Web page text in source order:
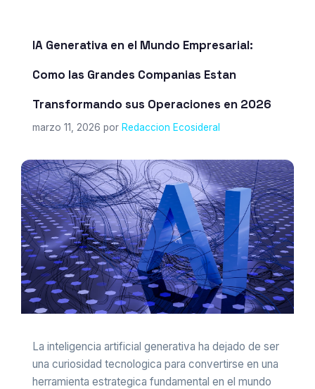
IA Generativa en el Mundo Empresarial:
Como las Grandes Companias Estan
Transformando sus Operaciones en 2026
marzo 11, 2026 por Redaccion Ecosideral
La inteligencia artificial generativa ha dejado de ser
una curiosidad tecnologica para convertirse en una
herramienta estrategica fundamental en el mundo